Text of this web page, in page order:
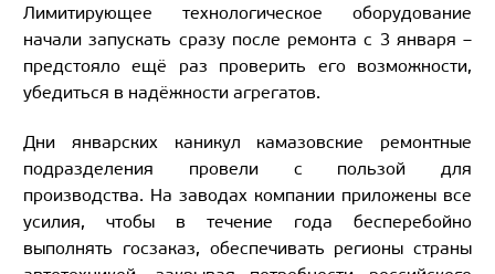
Лимитирующее технологическое оборудование
начали запускать сразу после ремонта с 3 января –
предстояло ещё раз проверить его возможности,
убедиться в надёжности агрегатов.
Дни январских каникул камазовские ремонтные
подразделения провели с пользой для
производства. На заводах компании приложены все
усилия, чтобы в течение года бесперебойно
выполнять госзаказ, обеспечивать регионы страны